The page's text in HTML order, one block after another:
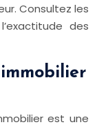
Consultez les
des
est une